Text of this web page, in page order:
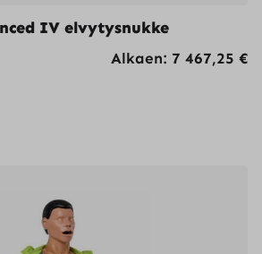
IV elvytysnukke
Alkaen: 7 467,25 €